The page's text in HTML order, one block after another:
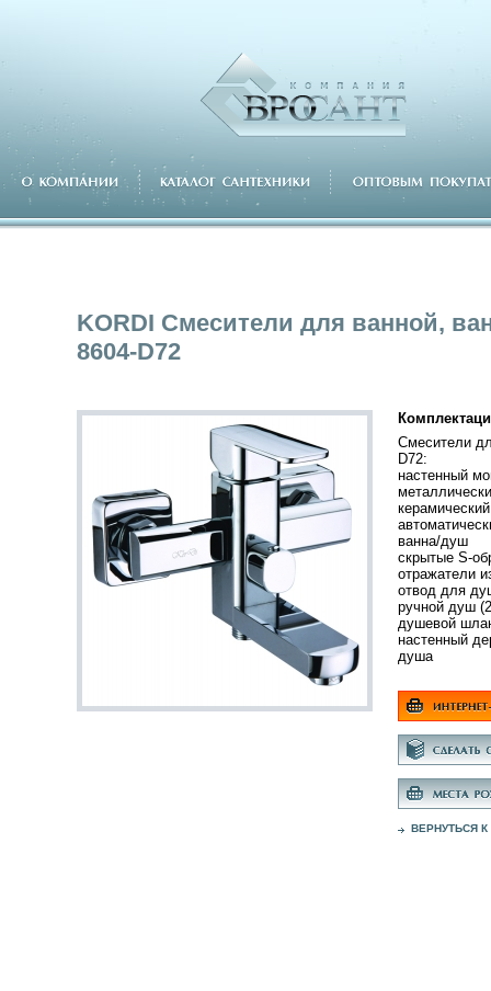
KORDI Смесители для ванной,
8604-D72
Смесители
D72:
настенный
ванна/душ
скрытые S-
отражатели
отвод для
ручной душ
душевой
настенный
душа
ВЕРНУТЬСЯ К